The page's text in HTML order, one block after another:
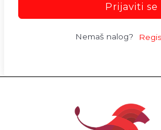
Prijaviti se
Nemaš nalog?